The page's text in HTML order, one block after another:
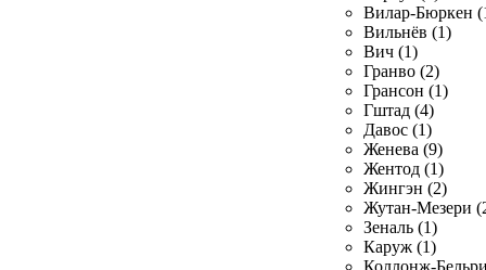
Вилар-Бюркен
Вильнёв (1)
Вич (1)
Гранво (2)
Грансон (1)
Гштад (4)
Давос (1)
Женева (9)
Жентод (1)
Жингэн (2)
Жутан-Мезери
Зеналь (1)
Каруж (1)
Коллонж-